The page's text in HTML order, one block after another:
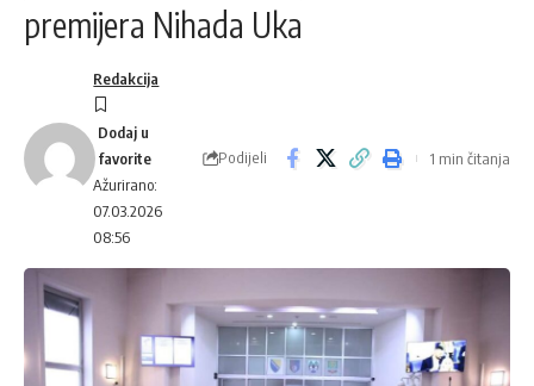
premijera Nihada Uka
Ažurirano:
07.03.2026
08:56
Redakcija
Podijeli 1 min čitanja